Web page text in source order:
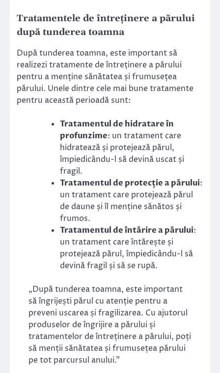
Tratamentele de întreținere a părului
după tunderea toamna
După tunderea toamna, este important să
realizezi tratamente de întreținere a părului
pentru a menține sănătatea și frumusețea
părului. Unele dintre cele mai bune tratamente
pentru această perioadă sunt:
Tratamentul de hidratare în
profunzime: un tratament care
hidratează și protejează părul,
împiedicându-l să devină uscat și
fragil.
Tratamentul de protecție a părului:
un tratament care protejează părul
de daune și îl menține sănătos și
frumos.
Tratamentul de întărire a părului:
un tratament care întărește și
protejează părul, împiedicându-l să
devină fragil și să se rupă.
„După tunderea toamna, este important
să îngrijești părul cu atenție pentru a
preveni uscarea și fragilizarea. Cu ajutorul
produselor de îngrijire a părului și
tratamentelor de întreținere a părului, poți
să menții sănătatea și frumusețea părului
pe tot parcursul anului.”